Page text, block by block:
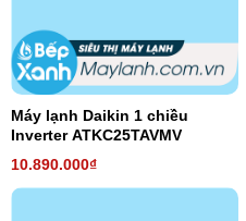
Máy lạnh Daikin 1 chiều
Inverter ATKC25TAVMV
10.890.000₫